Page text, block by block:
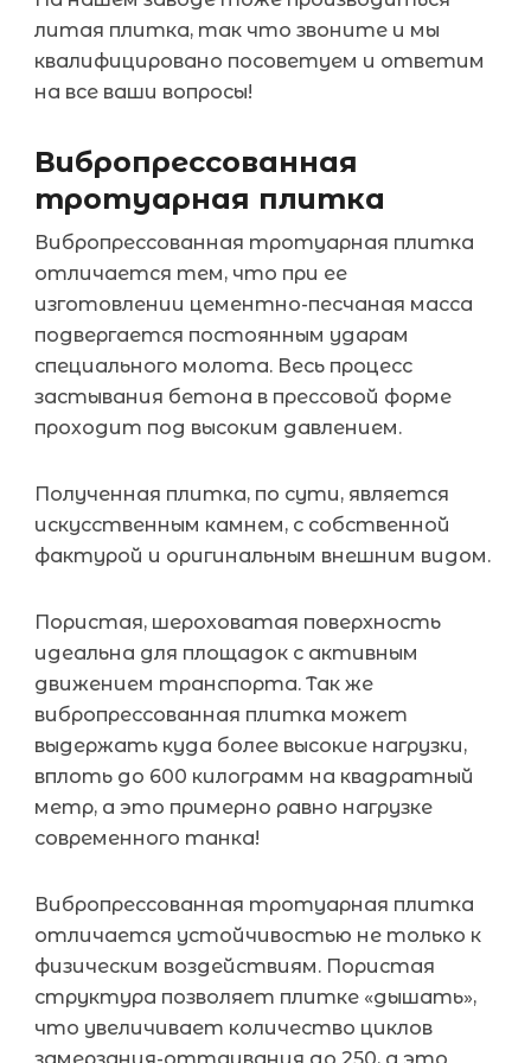
литая плитка, так что звоните и мы
квалифицировано посоветуем и ответим
на все ваши вопросы!
Вибропрессованная
тротуарная плитка
Вибропрессованная тротуарная плитка
отличается тем, что при ее
изготовлении цементно-песчаная масса
подвергается постоянным ударам
специального молота. Весь процесс
застывания бетона в прессовой форме
проходит под высоким давлением.
Полученная плитка, по сути, является
искусственным камнем, с собственной
фактурой и оригинальным внешним видом.
Пористая, шероховатая поверхность
идеальна для площадок с активным
движением транспорта. Так же
вибропрессованная плитка может
выдержать куда более высокие нагрузки,
вплоть до 600 килограмм на квадратный
метр, а это примерно равно нагрузке
современного танка!
Вибропрессованная тротуарная плитка
отличается устойчивостью не только к
физическим воздействиям. Пористая
структура позволяет плитке «дышать»,
что увеличивает количество циклов